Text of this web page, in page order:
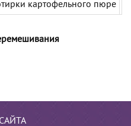
картофельного пюре